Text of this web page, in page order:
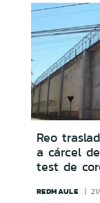
Reo
a cárcel
test de
REDMAULE